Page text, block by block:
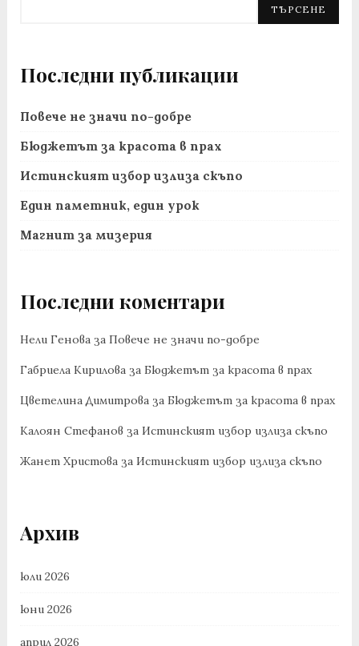
ТЪРСЕНЕ
Последни публикации
Повече не значи по-добре
Бюджетът за красота в прах
Истинският избор излиза скъпо
Един паметник, един урок
Магнит за мизерия
Последни коментари
Нели Генова за Повече не значи по-добре
Габриела Кирилова за Бюджетът за красота в прах
Цветелина Димитрова за Бюджетът за красота в прах
Калоян Стефанов за Истинският избор излиза скъпо
Жанет Христова за Истинският избор излиза скъпо
Архив
юли 2026
юни 2026
април 2026